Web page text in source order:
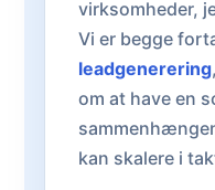
virksomheder,
Vi er begge
leadgenerering
om at have en
kan skalere i